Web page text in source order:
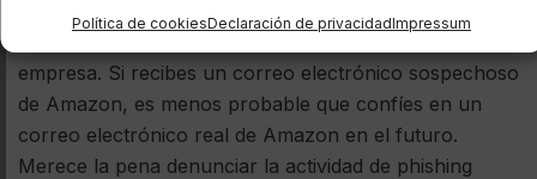
Política de cookiesDeclaración de privacidadImpressum
empresa. Si recibes un correo electrónico sospechoso
de Amazon, es menos probable que confíes en un
correo electrónico real de Amazon en el futuro.
Merece la pena denunciar la actividad de phishing